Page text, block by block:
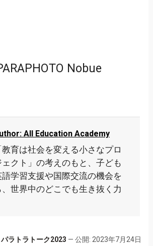
Nobue
All Education Academy
教育は社会を変える小さなプロ
ェクト」の考えのもと、子ども
学習支援や国際交流の機会を
世界中のどこでも生き抜く力
パラトラトーク2023 — 公開: 2023年7月24日